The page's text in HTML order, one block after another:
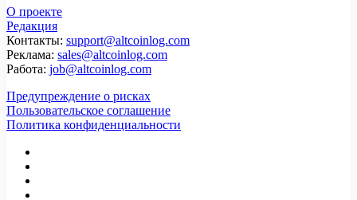
О проекте
Редакция
Контакты: support@altcoinlog.com
Реклама: sales@altcoinlog.com
Работа: job@altcoinlog.com
Предупреждение о рисках
Пользовательское соглашение
Политика конфиденциальности